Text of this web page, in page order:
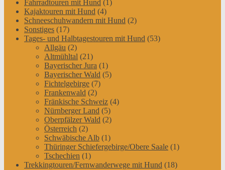
Fahrradtouren mit Hund (1)
Kajaktouren mit Hund (4)
Schneeschuhwandern mit Hund (2)
Sonstiges (17)
Tages- und Halbtagestouren mit Hund (53)
Allgäu (2)
Altmühltal (21)
Bayerischer Jura (1)
Bayerischer Wald (5)
Fichtelgebirge (7)
Frankenwald (2)
Fränkische Schweiz (4)
Nürnberger Land (5)
Oberpfälzer Wald (2)
Österreich (2)
Schwäbische Alb (1)
Thüringer Schiefergebirge/Obere Saale (1)
Tschechien (1)
Trekkingtouren/Fernwanderwege mit Hund (18)